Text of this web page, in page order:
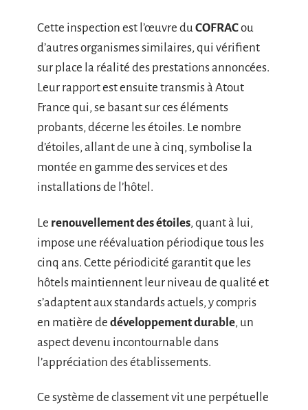
Cette inspection est l’œuvre duCOFRACou
d’autres organismes similaires, qui vérifient
sur place la réalité des prestations annoncées.
Leur rapport est ensuite transmis à Atout
France qui, se basant sur ces éléments
probants, décerne les étoiles. Le nombre
d’étoiles, allant de une à cinq, symbolise la
montée en gamme des services et des
installations de l’hôtel.
Le renouvellement des étoiles, quant à lui,
impose une réévaluation périodique tous les
cinq ans. Cette périodicité garantit que les
hôtels maintiennent leur niveau de qualité et
s’adaptent aux standards actuels, y compris
en matière de développement durable, un
aspect devenu incontournable dans
l’appréciation des établissements.
Ce système de classement vit une perpétuelle